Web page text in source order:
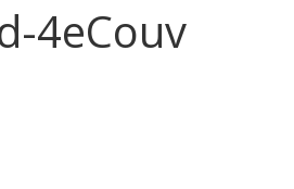
4eCouv